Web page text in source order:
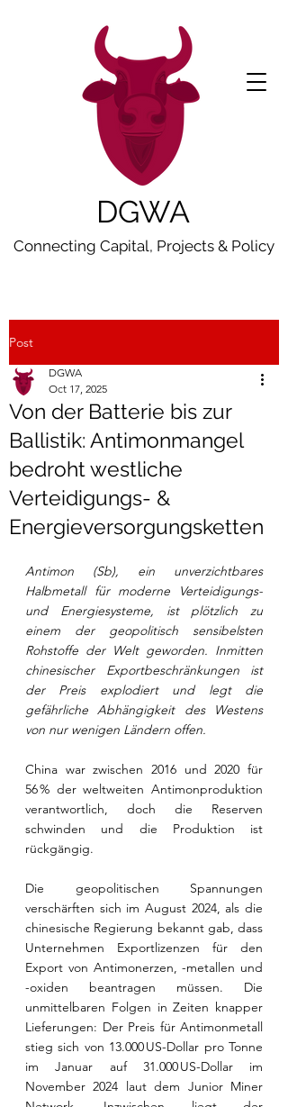
DGWA
Connecting Capital, Projects & Policy
Post
Von der Batterie bis zur
Ballistik: Antimonmangel
bedroht westliche
Verteidigungs- &
Energieversorgungsketten
DGWA
Oct 17, 2025
Antimon (Sb), ein unverzichtbares
Halbmetall für moderne Verteidigungs-
und Energiesysteme, ist plötzlich zu
einem der geopolitisch sensibelsten
Rohstoffe der Welt geworden. Inmitten
chinesischer Exportbeschränkungen ist
der Preis explodiert und legt die
gefährliche Abhängigkeit des Westens
von nur wenigen Ländern offen.
China war zwischen 2016 und 2020 für
56 % der weltweiten Antimonproduktion
verantwortlich, doch die Reserven
schwinden und die Produktion ist
rückgängig.
Die geopolitischen Spannungen
verschärften sich im August 2024, als die
chinesische Regierung bekannt gab, dass
Unternehmen Exportlizenzen für den
Export von Antimonerzen, -metallen und
-oxiden beantragen müssen. Die
unmittelbaren Folgen in Zeiten knapper
Lieferungen: Der Preis für Antimonmetall
stieg sich von 13.000 US-Dollar pro Tonne
im Januar auf 31.000 US-Dollar im
November 2024 laut dem Junior Miner